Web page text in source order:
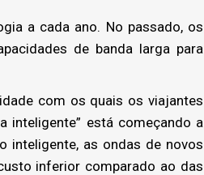
a cada ano. No passado, os
de banda larga para
com os quais os viajantes
inteligente” está começando a
inteligente, as ondas de novos
inferior comparado ao das